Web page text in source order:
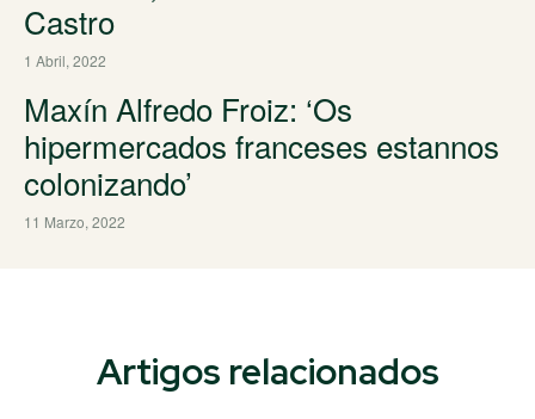
Castro
1 Abril, 2022
Maxín Alfredo Froiz: ‘Os
hipermercados franceses estannos
colonizando’
11 Marzo, 2022
Artigos relacionados